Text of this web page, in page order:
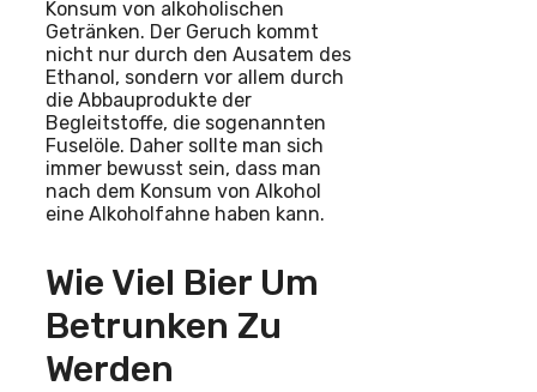
Konsum von alkoholischen
Getränken. Der Geruch kommt
nicht nur durch den Ausatem des
Ethanol, sondern vor allem durch
die Abbauprodukte der
Begleitstoffe, die sogenannten
Fuselöle. Daher sollte man sich
immer bewusst sein, dass man
nach dem Konsum von Alkohol
eine Alkoholfahne haben kann.
Wie Viel Bier Um
Betrunken Zu
Werden